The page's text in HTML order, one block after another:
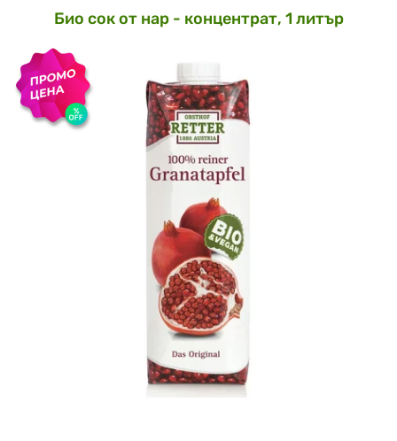
Био сок от нар - концентрат, 1 литър